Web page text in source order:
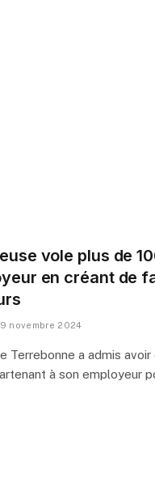
vole plus de
en créant de
novembre 2024
Terrebonne a admis
à son employeur